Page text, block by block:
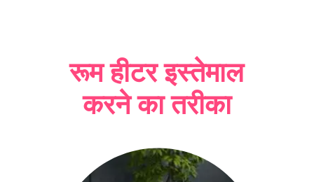
रूम हीटर इस्तेमाल
करने का तरीका